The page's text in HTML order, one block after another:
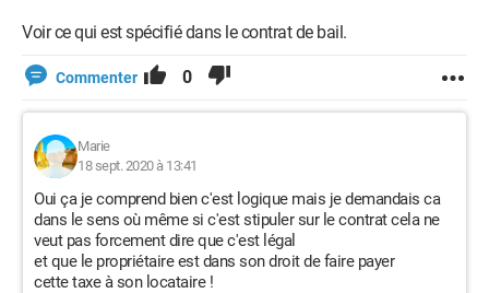
Voir ce qui est spécifié dans le contrat de bail.
Commenter 0
Marie
18 sept. 2020 à 13:41
Oui ça je comprend bien c'est logique mais je demandais ca
dans le sens où même si c'est stipuler sur le contrat cela ne
veut pas forcement dire que c'est légal
et que le propriétaire est dans son droit de faire payer
cette taxe à son locataire !